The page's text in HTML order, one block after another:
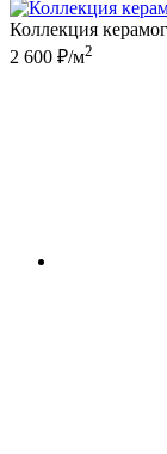
Коллекция
2 600 ₽/м2